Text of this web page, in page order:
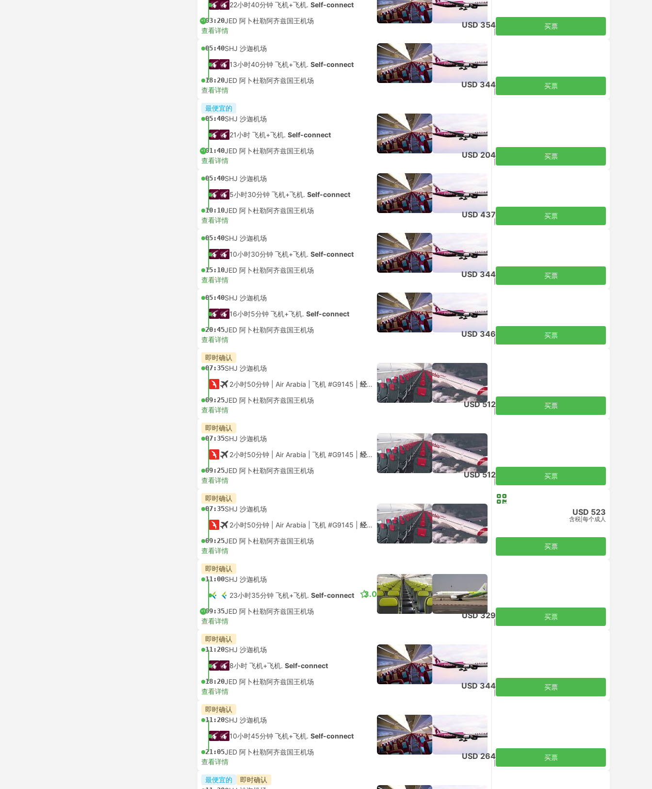
22小时40分钟 飞机+飞机. Self-connect
+103:20JED 阿卜杜勒阿齐兹国王机场
查看详情
USD 354 买票
05:40SHJ 沙迦机场
13小时40分钟 飞机+飞机. Self-connect
18:20JED 阿卜杜勒阿齐兹国王机场
查看详情
USD 344 买票
最便宜的
05:40SHJ 沙迦机场
21小时 飞机+飞机. Self-connect
+101:40JED 阿卜杜勒阿齐兹国王机场
查看详情
USD 204 买票
05:40SHJ 沙迦机场
5小时30分钟 飞机+飞机. Self-connect
10:10JED 阿卜杜勒阿齐兹国王机场
查看详情
USD 437 买票
05:40SHJ 沙迦机场
10小时30分钟 飞机+飞机. Self-connect
15:10JED 阿卜杜勒阿齐兹国王机场
查看详情
USD 344 买票
05:40SHJ 沙迦机场
16小时5分钟 飞机+飞机. Self-connect
20:45JED 阿卜杜勒阿齐兹国王机场
查看详情
USD 346 买票
即时确认
07:35SHJ 沙迦机场
2小时50分钟 | Air Arabia 飞机 #G9145 经济舱
09:25JED 阿卜杜勒阿齐兹国王机场
查看详情
USD 512 买票
即时确认
07:35SHJ 沙迦机场
2小时50分钟 | Air Arabia 飞机 #G9145 经济舱
09:25JED 阿卜杜勒阿齐兹国王机场
查看详情
USD 512 买票
即时确认
07:35SHJ 沙迦机场
2小时50分钟 | Air Arabia 飞机 #G9145 经济舱
09:25JED 阿卜杜勒阿齐兹国王机场
查看详情
USD 523
含税 每个成人
买票
即时确认
11:00SHJ 沙迦机场
23小时35分钟 飞机+飞机. Self-connect
+109:35JED 阿卜杜勒阿齐兹国王机场
3.0
查看详情
USD 329 买票
即时确认
11:20SHJ 沙迦机场
8小时 飞机+飞机. Self-connect
18:20JED 阿卜杜勒阿齐兹国王机场
查看详情
USD 344 买票
即时确认
11:20SHJ 沙迦机场
10小时45分钟 飞机+飞机. Self-connect
21:05JED 阿卜杜勒阿齐兹国王机场
查看详情
USD 264 买票
最便宜的 即时确认